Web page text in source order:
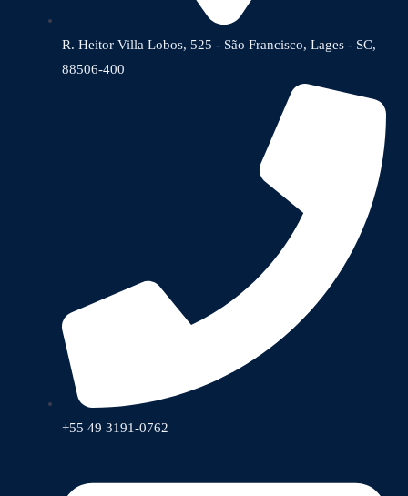
R. Heitor Villa Lobos, 525 - São Francisco, Lages - SC,
88506-400
+55 49 3191-0762